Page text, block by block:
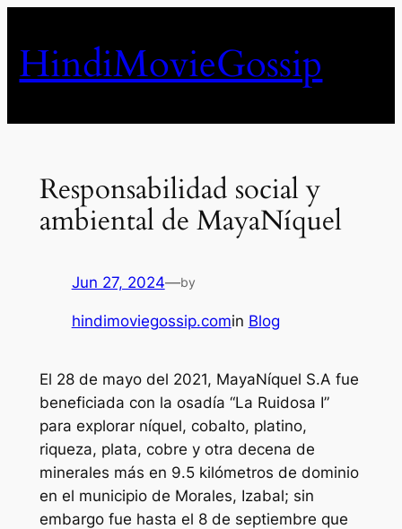
content
HindiMovieGossip
Responsabilidad social y
ambiental de MayaNíquel
Jun 27, 2024—by
hindimoviegossip.comin Blog
El 28 de mayo del 2021, MayaNíquel S.A fue
beneficiada con la osadía “La Ruidosa I”
para explorar níquel, cobalto, platino,
riqueza, plata, cobre y otra decena de
minerales más en 9.5 kilómetros de dominio
en el municipio de Morales, Izabal; sin
embargo fue hasta el 8 de septiembre que